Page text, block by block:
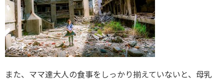
また、ママ達大人の食事をしっかり揃えていないと、母乳